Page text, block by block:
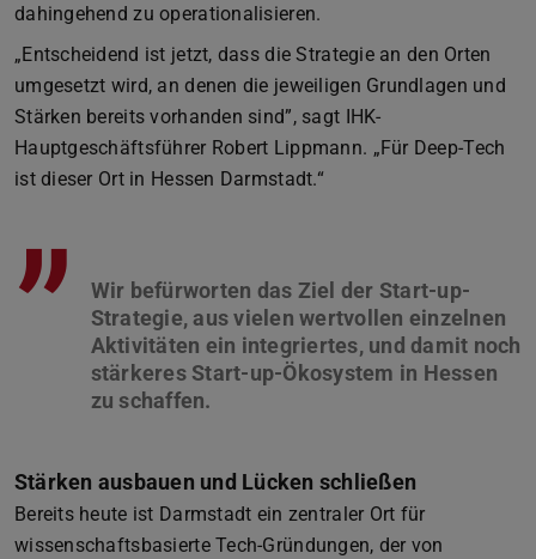
dahingehend zu operationalisieren.
„Entscheidend ist jetzt, dass die Strategie an den Orten
umgesetzt wird, an denen die jeweiligen Grundlagen und
Stärken bereits vorhanden sind”, sagt IHK-
Hauptgeschäftsführer Robert Lippmann. „Für Deep-Tech
ist dieser Ort in Hessen Darmstadt.“
”
Wir befürworten das Ziel der Start-up-
Strategie, aus vielen wertvollen einzelnen
Aktivitäten ein integriertes, und damit noch
stärkeres Start-up-Ökosystem in Hessen
Stärken ausbauen und Lücken schließen
Bereits heute ist Darmstadt ein zentraler Ort für
wissenschaftsbasierte Tech-Gründungen, der von